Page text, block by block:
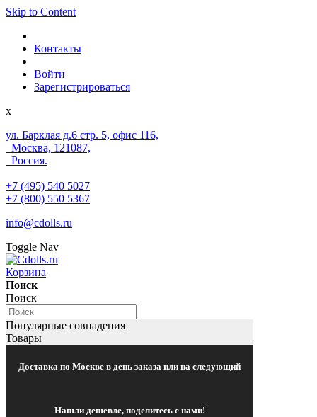
Skip to Content
Контакты
Войти
Зарегистрироваться
x
ул. Барклая д.6 стр. 5, офис 116,
Москва, 121087,
Россия.
+7 (495) 540 5027
+7 (800) 550 5367
info@cdolls.ru
Toggle Nav
Корзина
Поиск
Поиск
Популярные совпадения
Товары
Доставка по Москве в день заказа или на следующий
Нашли дешевле, поделитесь с нами!